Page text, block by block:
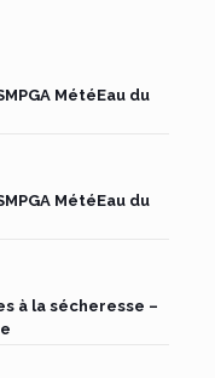
MétéEau du
MétéEau du
à la sécheresse –